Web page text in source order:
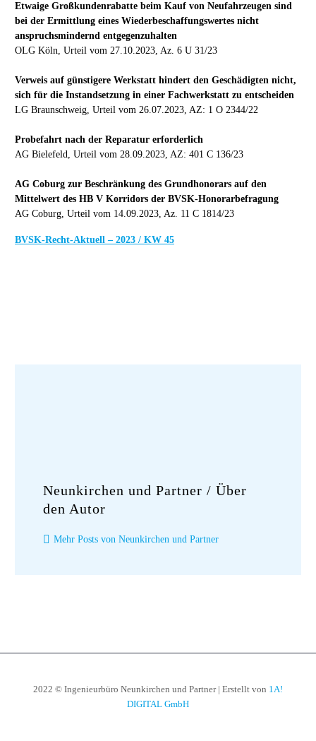
Etwaige Großkundenrabatte beim Kauf von Neufahrzeugen sind
bei der Ermittlung eines Wiederbeschaffungswertes nicht
anspruchsmindernd entgegenzuhalten
OLG Köln, Urteil vom 27.10.2023, Az. 6 U 31/23
Verweis auf günstigere Werkstatt hindert den Geschädigten nicht,
sich für die Instandsetzung in einer Fachwerkstatt zu entscheiden
LG Braunschweig, Urteil vom 26.07.2023, AZ: 1 O 2344/22
Probefahrt nach der Reparatur erforderlich
AG Bielefeld, Urteil vom 28.09.2023, AZ: 401 C 136/23
AG Coburg zur Beschränkung des Grundhonorars auf den
Mittelwert des HB V Korridors der BVSK-Honorarbefragung
AG Coburg, Urteil vom 14.09.2023, Az. 11 C 1814/23
BVSK-Recht-Aktuell – 2023 / KW 45
Neunkirchen und Partner / Über
den Autor
Mehr Posts von Neunkirchen und Partner
2022 © Ingenieurbüro Neunkirchen und Partner | Erstellt von 1A!
DIGITAL GmbH